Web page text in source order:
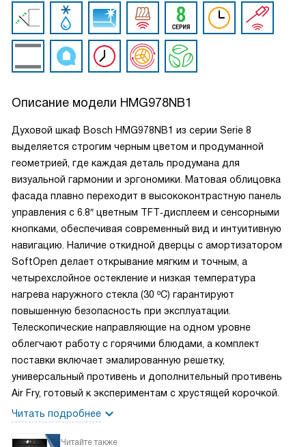
Описание модели HMG978NB1
Духовой шкаф Bosch HMG978NB1 из серии Serie 8
выделяется строгим черным цветом и продуманной
геометрией, где каждая деталь продумана для
визуальной гармонии и эргономики. Матовая облицовка
фасада плавно переходит в высококонтрастную панель
управления с 6.8″ цветным TFT‑дисплеем и сенсорными
кнопками, обеспечивая современный вид и интуитивную
навигацию. Наличие откидной дверцы с амортизатором
SoftOpen делает открывание мягким и точным, а
четырехслойное остекление и низкая температура
нагрева наружного стекла (30 ºC) гарантируют
повышенную безопасность при эксплуатации.
Телескопические направляющие на одном уровне
облегчают работу с горячими блюдами, а комплект
поставки включает эмалированную решетку,
универсальный противень и дополнительный противень
Air Fry, готовый к экспериментам с хрустящей корочкой.
Читать подробнее
Читайте также